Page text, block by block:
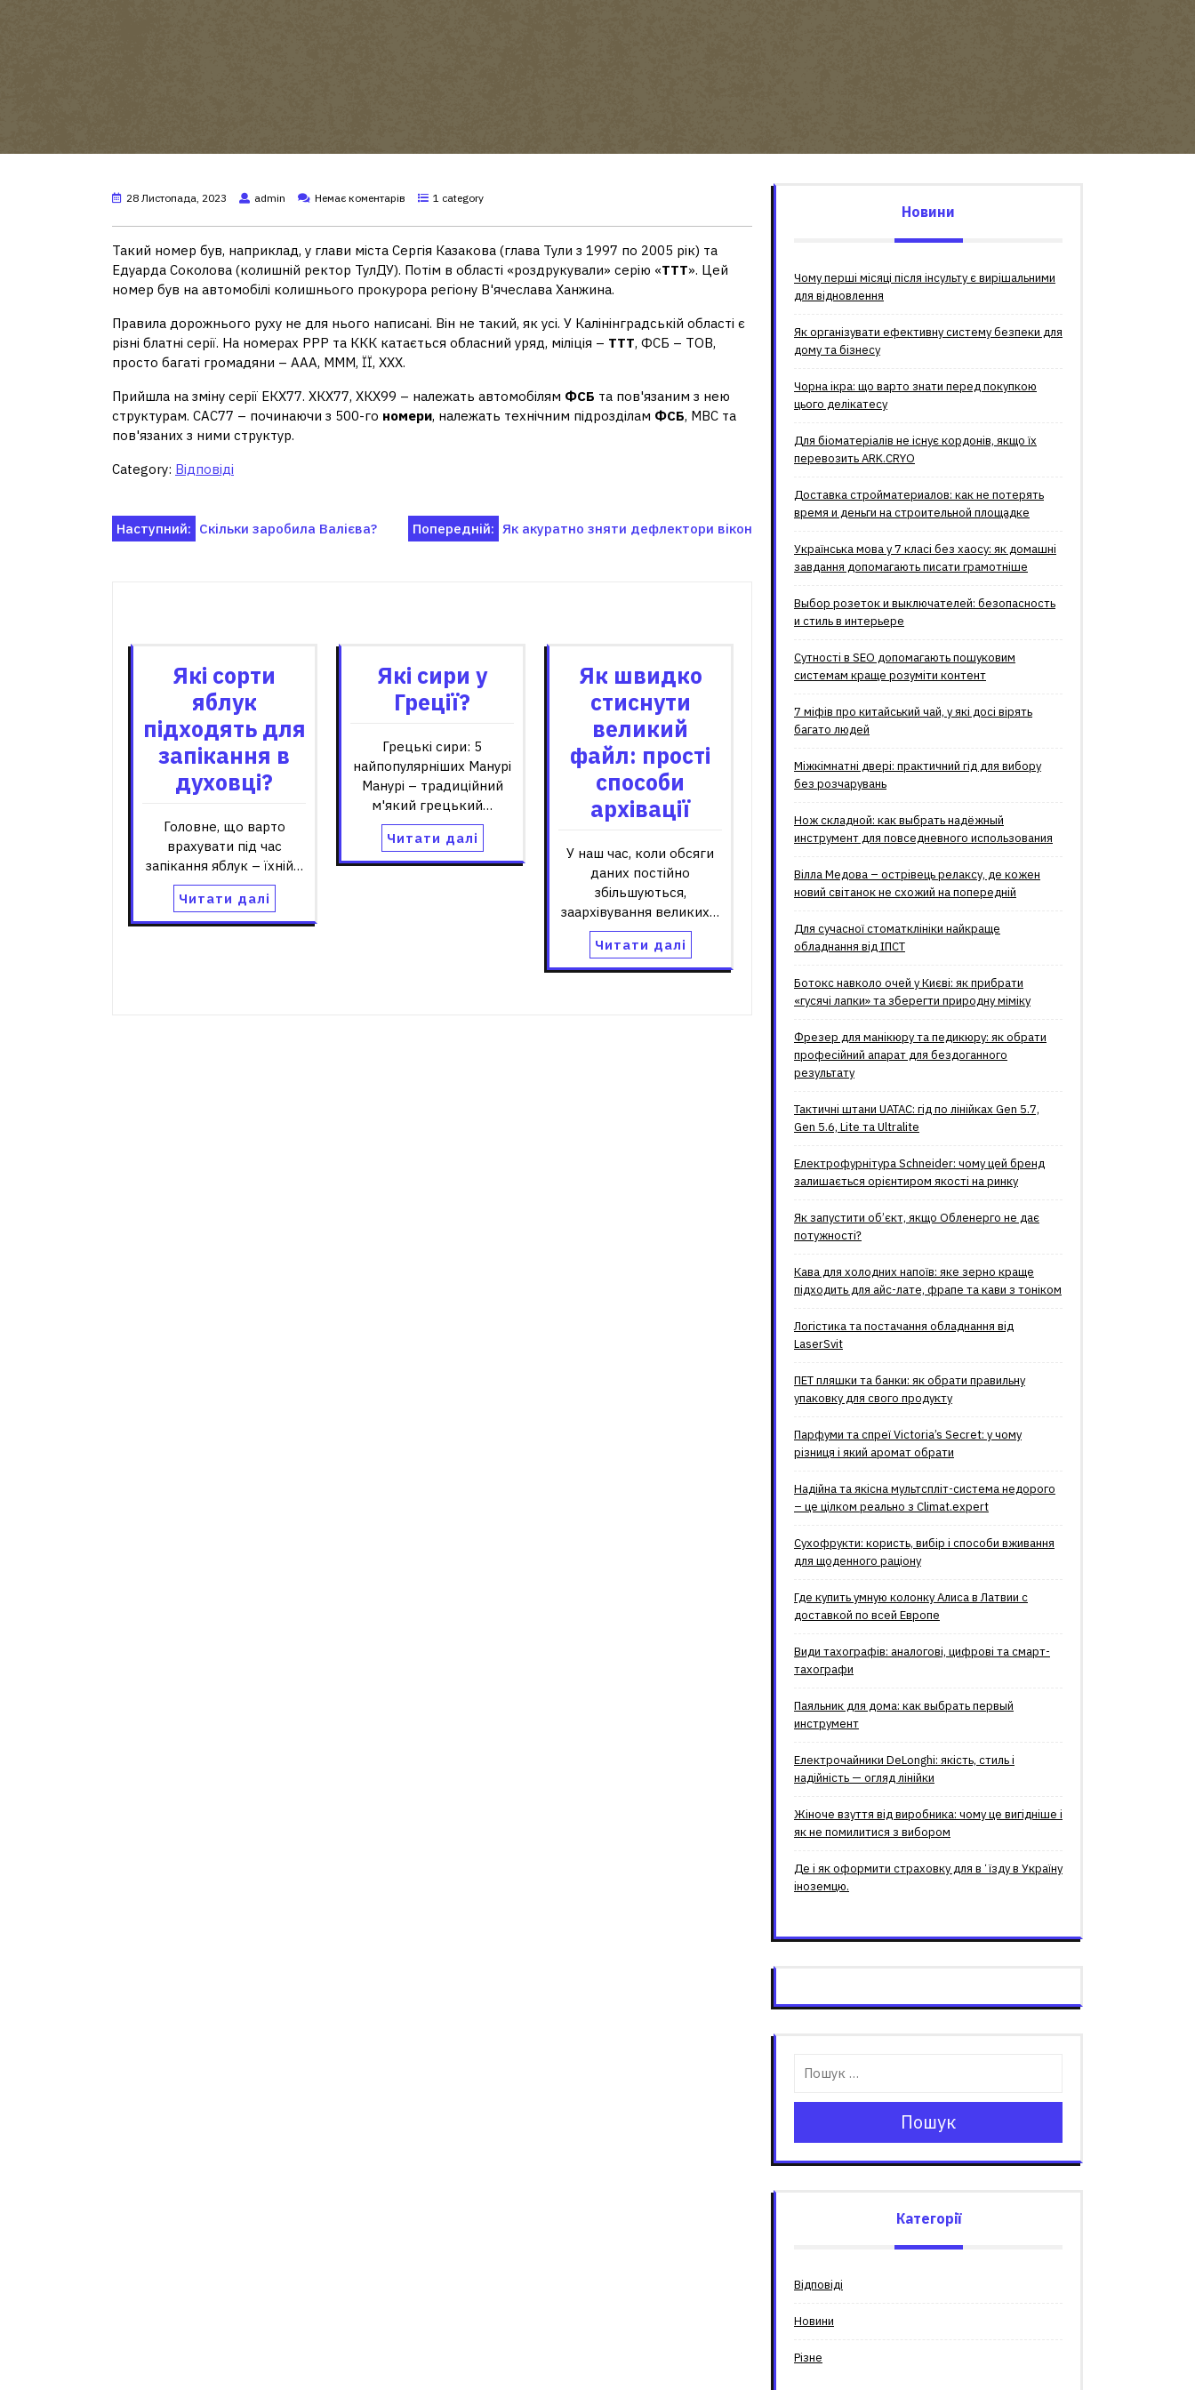
28 Листопада, 2023 admin Немає коментарів 1 category
Такий номер був, наприклад, у глави міста Сергія Казакова (глава Тули з 1997 по 2005 рік) та
Едуарда Соколова (колишній ректор ТулДУ). Потім в області «роздрукували» серію «ТТТ». Цей
номер був на автомобілі колишнього прокурора регіону В'ячеслава Ханжина.
Правила дорожнього руху не для нього написані. Він не такий, як усі. У Калінінградській області є
різні блатні серії. На номерах РРР та ККК катається обласний уряд, міліція – ТТТ, ФСБ – ТОВ,
просто багаті громадяни – ААА, МММ, ЇЇ, ХХХ.
Прийшла на зміну серії ЕКХ77. ХКХ77, ХКХ99 – належать автомобілям ФСБ та пов'язаним з нею
структурам. САС77 – починаючи з 500-го номери, належать технічним підрозділам ФСБ, МВС та
пов'язаних з ними структур.
Category: Відповіді
Навігація
Попередній: Як акуратно зняти дефлектори вікон
Наступний: Скільки заробила Валієва?
Які сорти
яблук
підходять для
запікання в
духовці?
Головне, що варто
врахувати під час
запікання яблук – їхній…
Читати далі
Які сири у
Греції?
Грецькі сири: 5
найпопулярніших Манурі
Манурі – традиційний
м'який грецький…
Читати далі
Як швидко
стиснути
великий
файл: прості
способи
архівації
У наш час, коли обсяги
даних постійно
збільшуються,
заархівування великих…
Читати далі
Новини
Чому перші місяці після інсульту є вирішальними
для відновлення
Як організувати ефективну систему безпеки для
дому та бізнесу
Чорна ікра: що варто знати перед покупкою
цього делікатесу
Для біоматеріалів не існує кордонів, якщо їх
перевозить ARK.CRYO
Доставка стройматериалов: как не потерять
время и деньги на строительной площадке
Українська мова у 7 класі без хаосу: як домашні
завдання допомагають писати грамотніше
Выбор розеток и выключателей: безопасность
и стиль в интерьере
Сутності в SEO допомагають пошуковим
системам краще розуміти контент
7 міфів про китайський чай, у які досі вірять
багато людей
Міжкімнатні двері: практичний гід для вибору
без розчарувань
Нож складной: как выбрать надёжный
инструмент для повседневного использования
Вілла Медова – острівець релаксу, де кожен
новий світанок не схожий на попередній
Для сучасної стоматклініки найкраще
обладнання від ІПСТ
Ботокс навколо очей у Києві: як прибрати
«гусячі лапки» та зберегти природну міміку
Фрезер для манікюру та педикюру: як обрати
професійний апарат для бездоганного
результату
Тактичні штани UATAC: гід по лінійках Gen 5.7,
Gen 5.6, Lite та Ultralite
Електрофурнітура Schneider: чому цей бренд
залишається орієнтиром якості на ринку
Як запустити об’єкт, якщо Обленерго не дає
потужності?
Кава для холодних напоїв: яке зерно краще
підходить для айс-лате, фрапе та кави з тоніком
Логістика та постачання обладнання від
LaserSvit
ПЕТ пляшки та банки: як обрати правильну
упаковку для свого продукту
Парфуми та спреї Victoria’s Secret: у чому
різниця і який аромат обрати
Надійна та якісна мультспліт-система недорого
– це цілком реально з Climat.еxpert
Сухофрукти: користь, вибір і способи вживання
для щоденного раціону
Где купить умную колонку Алиса в Латвии с
доставкой по всей Европе
Види тахографів: аналогові, цифрові та смарт-
тахографи
Паяльник для дома: как выбрать первый
инструмент
Електрочайники DeLonghi: якість, стиль і
надійність — огляд лінійки
Жіноче взуття від виробника: чому це вигідніше і
як не помилитися з вибором
Де і як оформити страховку для вʼїзду в Україну
іноземцю.
Пошук
Категорії
Відповіді
Новини
Різне